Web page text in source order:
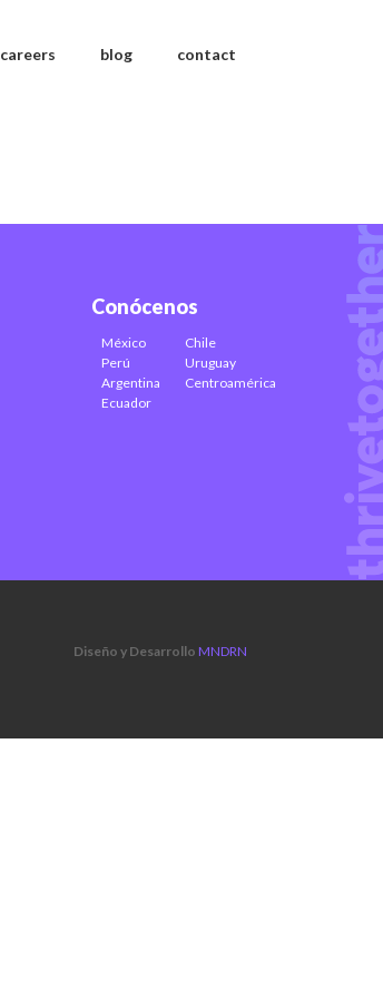
careers blog contact
Conócenos
México
Perú
Argentina
Ecuador
Chile
Uruguay
Centroamérica
Diseño y Desarrollo MNDRN